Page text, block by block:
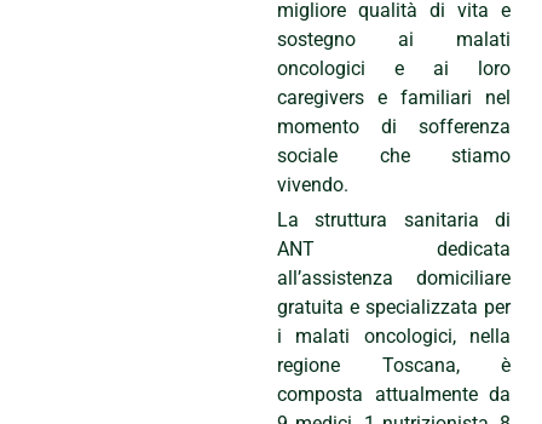
migliore qualità di vita e
sostegno ai malati
oncologici e ai loro
caregivers e familiari nel
momento di sofferenza
sociale che stiamo
vivendo.
La struttura sanitaria di
ANT dedicata
all’assistenza domiciliare
gratuita e specializzata per
i malati oncologici, nella
regione Toscana, è
composta attualmente da